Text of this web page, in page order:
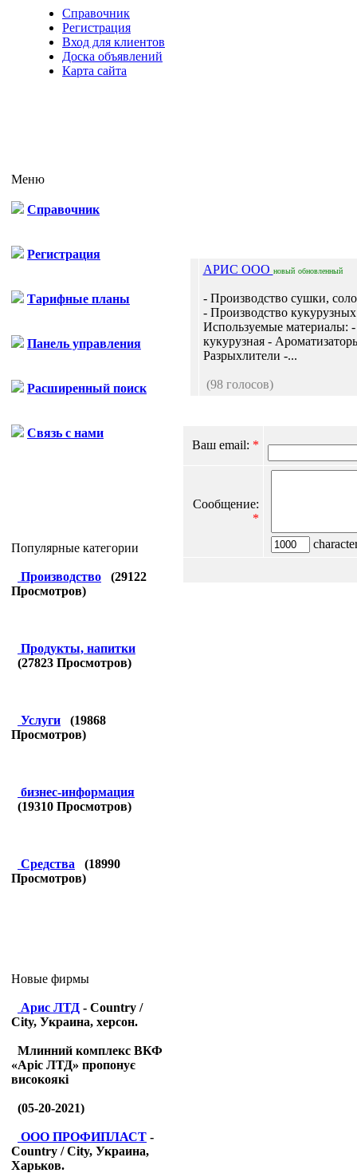
Справочник
Регистрация
Вход для клиентов
Доска объявлений
Карта сайта
Меню
Справочник
Регистрация
Тарифные планы
Панель управления
Расширенный поиск
Связь с нами
Популярные категории
Производство (29122
Просмотров)
Продукты, напитки
(27823 Просмотров)
Услуги (19868
Просмотров)
бизнес-информация
(19310 Просмотров)
Средства (18990
Просмотров)
Новые фирмы
Арис ЛТД - Country /
City, Украина, херсон.
Млинний комплекс ВКФ
«Аріс ЛТД» пропонує
високоякі
(05-20-2021)
ООО ПРОФИПЛАСТ -
Country / City, Украина,
Харьков.
АРИС ООО новый обновленный
- Производство сушки,
- Производство
Используемые материалы:
кукурузная -
Разрыхлители -...
(98 голосов)
Ваш email: *
Сообщение:
*